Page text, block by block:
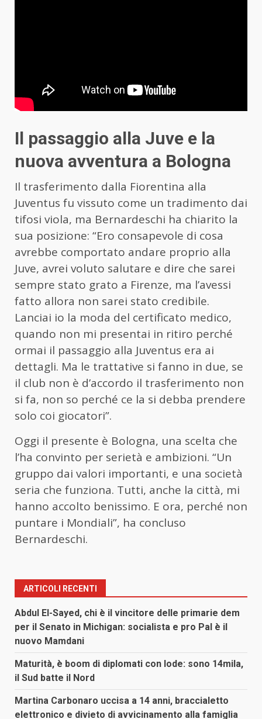
Il passaggio alla Juve e la
nuova avventura a Bologna
Il trasferimento dalla Fiorentina alla
Juventus fu vissuto come un tradimento dai
tifosi viola, ma Bernardeschi ha chiarito la
sua posizione: “Ero consapevole di cosa
avrebbe comportato andare proprio alla
Juve, avrei voluto salutare e dire che sarei
sempre stato grato a Firenze, ma l’avessi
fatto allora non sarei stato credibile.
Lanciai io la moda del certificato medico,
quando non mi presentai in ritiro perché
ormai il passaggio alla Juventus era ai
dettagli. Ma le trattative si fanno in due, se
il club non è d’accordo il trasferimento non
si fa, non so perché ce la si debba prendere
solo coi giocatori”.
Oggi il presente è Bologna, una scelta che
l’ha convinto per serietà e ambizioni. “Un
gruppo dai valori importanti, e una società
seria che funziona. Tutti, anche la città, mi
hanno accolto benissimo. E ora, perché non
puntare i Mondiali”, ha concluso
Bernardeschi.
ARTICOLI RECENTI
Abdul El-Sayed, chi è il vincitore delle primarie dem
per il Senato in Michigan: socialista e pro Pal è il
nuovo Mamdani
Maturità, è boom di diplomati con lode: sono 14mila,
il Sud batte il Nord
Martina Carbonaro uccisa a 14 anni, braccialetto
elettronico e divieto di avvicinamento alla famiglia